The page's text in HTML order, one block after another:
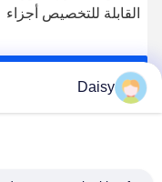
القابلة للتخصيص أجزاء
احصل على أفضل
Daisy